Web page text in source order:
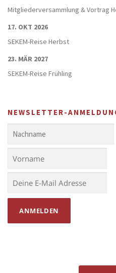
Mitgliederversammlung & Vortrag
17. OKT 2026
SEKEM-Reise Herbst
23. MÄR 2027
SEKEM-Reise Frühling
NEWSLETTER-